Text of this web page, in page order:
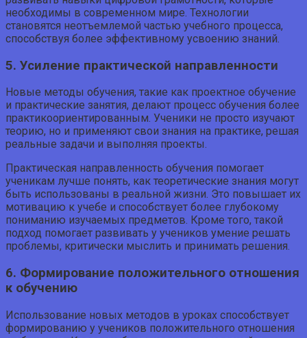
необходимы в современном мире. Технологии
становятся неотъемлемой частью учебного процесса,
способствуя более эффективному усвоению знаний.
5. Усиление практической направленности
Новые методы обучения, такие как проектное обучение
и практические занятия, делают процесс обучения более
практикоориентированным. Ученики не просто изучают
теорию, но и применяют свои знания на практике, решая
реальные задачи и выполняя проекты.
Практическая направленность обучения помогает
ученикам лучше понять, как теоретические знания могут
быть использованы в реальной жизни. Это повышает их
мотивацию к учебе и способствует более глубокому
пониманию изучаемых предметов. Кроме того, такой
подход помогает развивать у учеников умение решать
проблемы, критически мыслить и принимать решения.
6. Формирование положительного отношения
к обучению
Использование новых методов в уроках способствует
формированию у учеников положительного отношения